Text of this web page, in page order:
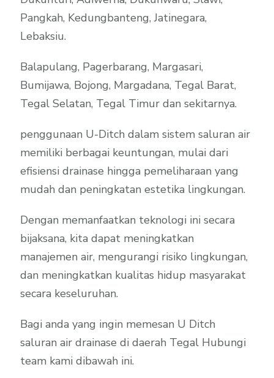
Pangkah, Kedungbanteng, Jatinegara,
Lebaksiu.
Balapulang, Pagerbarang, Margasari,
Bumijawa, Bojong, Margadana, Tegal Barat,
Tegal Selatan, Tegal Timur dan sekitarnya.
penggunaan U-Ditch dalam sistem saluran air
memiliki berbagai keuntungan, mulai dari
efisiensi drainase hingga pemeliharaan yang
mudah dan peningkatan estetika lingkungan.
Dengan memanfaatkan teknologi ini secara
bijaksana, kita dapat meningkatkan
manajemen air, mengurangi risiko lingkungan,
dan meningkatkan kualitas hidup masyarakat
secara keseluruhan.
Bagi anda yang ingin memesan U Ditch
saluran air drainase di daerah Tegal Hubungi
team kami dibawah ini.